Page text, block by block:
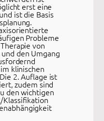
erst eine
ist die Basis
Probleme
von
den Umgang
klinischen
2. Auflage ist
zudem sind
den wichtigen
Klassifikation